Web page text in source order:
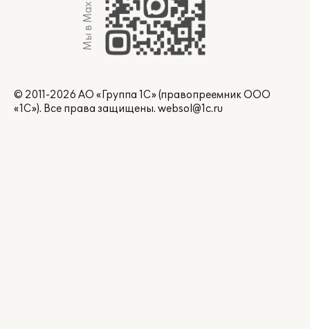
Мы в Max
© 2011-2026 АО «Группа 1С» (правопреемник ООО
«1С»). Все права защищены. websol@1c.ru